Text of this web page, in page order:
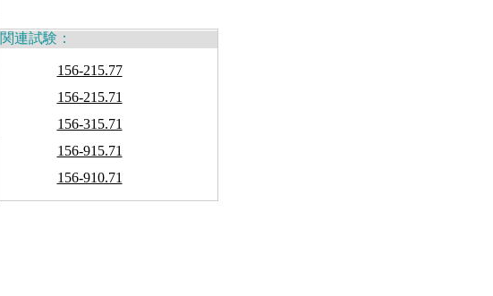
関連試験：
156-215.77
156-215.71
156-315.71
156-915.71
156-910.71